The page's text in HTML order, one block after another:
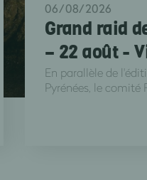
06/08/2026
Grand raid
– 22 août -
En parallèle de
Pyrénées, le comité